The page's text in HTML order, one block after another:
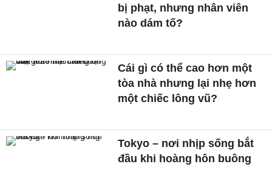
bị phạt, nhưng nhân viên
nào dám tố?
Cái gì có thể cao hơn một
tòa nhà nhưng lại nhẹ hơn
một chiếc lông vũ?
Tokyo – nơi nhịp sống bắt
đầu khi hoàng hôn buông